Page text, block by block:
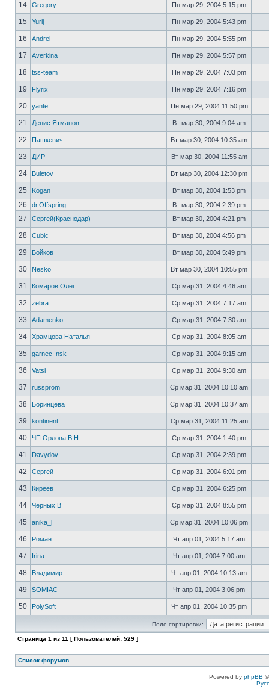
14 Gregory Пн мар 29, 2004 5:15 pm
15 Yurij Пн мар 29, 2004 5:43 pm
16 Andrei Пн мар 29, 2004 5:55 pm
17 Averkina Пн мар 29, 2004 5:57 pm
18 tss-team Пн мар 29, 2004 7:03 pm
19 Flyrix Пн мар 29, 2004 7:16 pm
20 yante Пн мар 29, 2004 11:50 pm
21 Денис Ятманов Вт мар 30, 2004 9:04 am
22 Пашкевич Вт мар 30, 2004 10:35 am
23 ДИР Вт мар 30, 2004 11:55 am
24 Buletov Вт мар 30, 2004 12:30 pm
25 Kogan Вт мар 30, 2004 1:53 pm
26 dr.Offspring Вт мар 30, 2004 2:39 pm
27 Сергей(Краснодар) Вт мар 30, 2004 4:21 pm
28 Cubic Вт мар 30, 2004 4:56 pm
29 Бойков Вт мар 30, 2004 5:49 pm
30 Nesko Вт мар 30, 2004 10:55 pm
31 Комаров Олег Ср мар 31, 2004 4:46 am
32 zebra Ср мар 31, 2004 7:17 am
33 Adamenko Ср мар 31, 2004 7:30 am
34 Храмцова Наталья Ср мар 31, 2004 8:05 am
35 garnec_nsk Ср мар 31, 2004 9:15 am
36 Vatsi Ср мар 31, 2004 9:30 am
37 russprom Ср мар 31, 2004 10:10 am
38 Боринцева Ср мар 31, 2004 10:37 am
39 kontinent Ср мар 31, 2004 11:25 am
40 ЧП Орлова В.Н. Ср мар 31, 2004 1:40 pm
41 Davydov Ср мар 31, 2004 2:39 pm
42 Сергей Ср мар 31, 2004 6:01 pm
43 Киреев Ср мар 31, 2004 6:25 pm
44 Черных В Ср мар 31, 2004 8:55 pm
45 anika_l Ср мар 31, 2004 10:06 pm
46 Роман Чт апр 01, 2004 5:17 am
47 Irina Чт апр 01, 2004 7:00 am
48 Владимир Чт апр 01, 2004 10:13 am
49 SOMIAC Чт апр 01, 2004 3:06 pm
50 PolySoft Чт апр 01, 2004 10:35 pm
Поле сортировки:
Страница 1 из 11 [ Пользователей: 529 ]
Список форумов
Powered by phpBB